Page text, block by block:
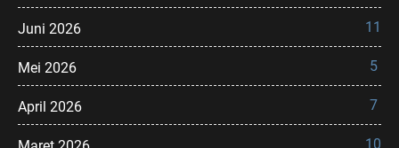
Juni 2026 11
Mei 2026 5
April 2026 7
10